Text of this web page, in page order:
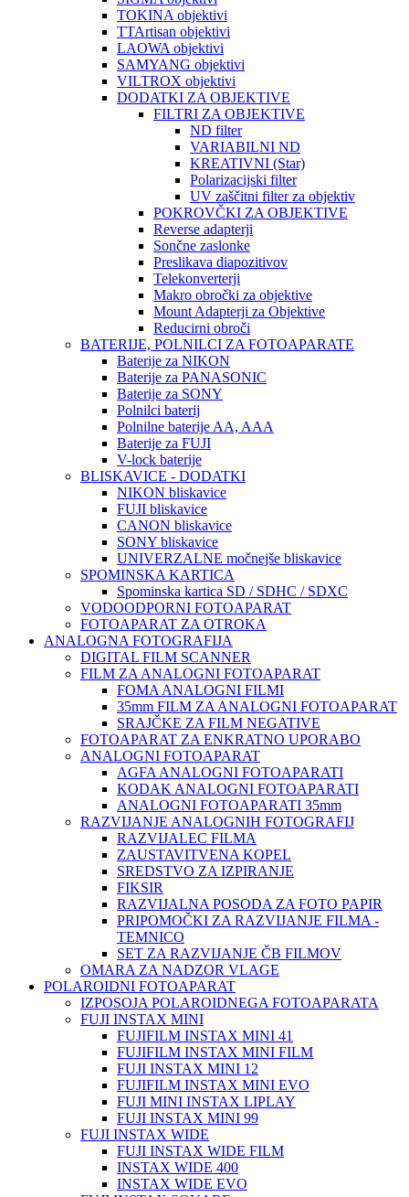
TOKINA objektivi
TTArtisan objektivi
LAOWA objektivi
SAMYANG objektivi
VILTROX objektivi
DODATKI ZA OBJEKTIVE
FILTRI ZA OBJEKTIVE
ND filter
VARIABILNI ND
KREATIVNI (Star)
Polarizacijski filter
UV zaščitni filter za objektiv
POKROVČKI ZA OBJEKTIVE
Reverse adapterji
Sončne zaslonke
Preslikava diapozitivov
Telekonverterji
Makro obročki za objektive
Mount Adapterji za Objektive
Reducirni obroči
BATERIJE, POLNILCI ZA FOTOAPARATE
Baterije za NIKON
Baterije za PANASONIC
Baterije za SONY
Polnilci baterij
Polnilne baterije AA, AAA
Baterije za FUJI
V-lock baterije
BLISKAVICE - DODATKI
NIKON bliskavice
FUJI bliskavice
CANON bliskavice
SONY bliskavice
UNIVERZALNE močnejše bliskavice
SPOMINSKA KARTICA
Spominska kartica SD / SDHC / SDXC
VODOODPORNI FOTOAPARAT
FOTOAPARAT ZA OTROKA
ANALOGNA FOTOGRAFIJA
DIGITAL FILM SCANNER
FILM ZA ANALOGNI FOTOAPARAT
FOMA ANALOGNI FILMI
35mm FILM ZA ANALOGNI FOTOAPARAT
SRAJČKE ZA FILM NEGATIVE
FOTOAPARAT ZA ENKRATNO UPORABO
ANALOGNI FOTOAPARAT
AGFA ANALOGNI FOTOAPARATI
KODAK ANALOGNI FOTOAPARATI
ANALOGNI FOTOAPARATI 35mm
RAZVIJANJE ANALOGNIH FOTOGRAFIJ
RAZVIJALEC FILMA
ZAUSTAVITVENA KOPEL
SREDSTVO ZA IZPIRANJE
FIKSIR
RAZVIJALNA POSODA ZA FOTO PAPIR
PRIPOMOČKI ZA RAZVIJANJE FILMA -
TEMNICO
SET ZA RAZVIJANJE ČB FILMOV
OMARA ZA NADZOR VLAGE
POLAROIDNI FOTOAPARAT
IZPOSOJA POLAROIDNEGA FOTOAPARATA
FUJI INSTAX MINI
FUJIFILM INSTAX MINI 41
FUJIFILM INSTAX MINI FILM
FUJI INSTAX MINI 12
FUJIFILM INSTAX MINI EVO
FUJI MINI INSTAX LIPLAY
FUJI INSTAX MINI 99
FUJI INSTAX WIDE
FUJI INSTAX WIDE FILM
INSTAX WIDE 400
INSTAX WIDE EVO